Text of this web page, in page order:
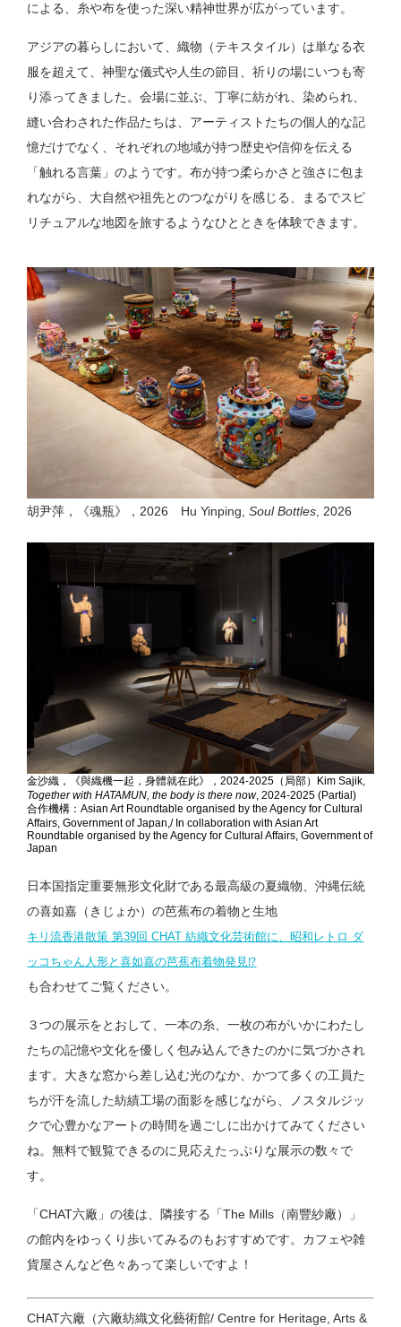
による、糸や布を使った深い精神世界が広がっています。
アジアの暮らしにおいて、織物（テキスタイル）は単なる衣
服を超えて、神聖な儀式や人生の節目、祈りの場にいつも寄
り添ってきました。会場に並ぶ、丁寧に紡がれ、染められ、
縫い合わされた作品たちは、アーティストたちの個人的な記
憶だけでなく、それぞれの地域が持つ歴史や信仰を伝える
「触れる言葉」のようです。布が持つ柔らかさと強さに包ま
れながら、大自然や祖先とのつながりを感じる、まるでスピ
リチュアルな地図を旅するようなひとときを体験できます。
胡尹萍，《魂瓶》，2026 Hu Yinping, Soul Bottles, 2026
金沙織，《與織機一起，身體就在此》，2024-2025（局部）Kim Sajik,
Together with HATAMUN, the body is there now, 2024-2025 (Partial)
合作機構：Asian Art Roundtable organised by the Agency for Cultural
Affairs, Government of Japan,/ In collaboration with Asian Art
Roundtable organised by the Agency for Cultural Affairs, Government of
Japan
日本国指定重要無形文化財である最高級の夏織物、沖縄伝統
の喜如嘉（きじょか）の芭蕉布の着物と生地
キリ流香港散策 第39回 CHAT 紡織文化芸術館に、昭和レトロ ダ
ッコちゃん人形と喜如嘉の芭蕉布着物発見⁉︎
も合わせてご覧ください。
３つの展示をとおして、一本の糸、一枚の布がいかにわたし
たちの記憶や文化を優しく包み込んできたのかに気づかされ
ます。大きな窓から差し込む光のなか、かつて多くの工員た
ちが汗を流した紡績工場の面影を感じながら、ノスタルジッ
クで心豊かなアートの時間を過ごしに出かけてみてください
ね。無料で観覧できるのに見応えたっぷりな展示の数々で
す。
「CHAT六廠」の後は、隣接する「The Mills（南豐紗廠）」
の館内をゆっくり歩いてみるのもおすすめです。カフェや雑
貨屋さんなど色々あって楽しいですよ！
CHAT六廠（六廠紡織文化藝術館/Centre for Heritage, Arts &